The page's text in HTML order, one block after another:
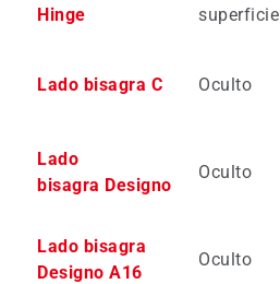
Hinge
superficie
Lado bisagra C Oculto
Lado
bisagra Designo
Oculto
Lado bisagra
Designo A16
Oculto